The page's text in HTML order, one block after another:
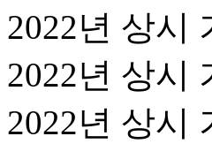
2022년 상시
2022년 상시
2022년 상시